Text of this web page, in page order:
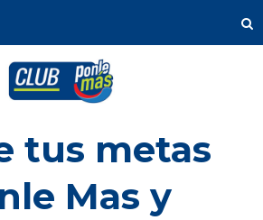
tus metas
Mas y